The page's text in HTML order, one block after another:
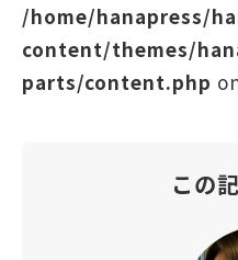
/home/hanapress/
content/themes/
parts/content.php
この